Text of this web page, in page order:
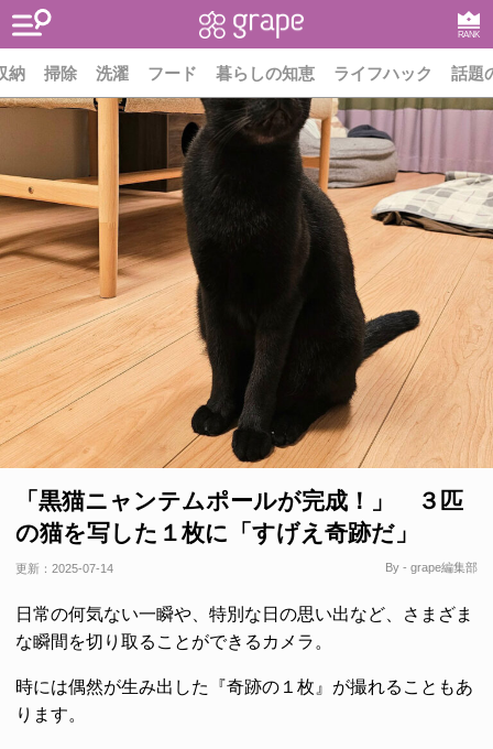
RANK
納 掃除 洗濯 フード 暮らしの知恵 ライフハック 話題
「黒猫ニャンテムポールが完成！」 ３匹
の猫を写した１枚に「すげえ奇跡だ」
更新： 2025-07-14 By - grape編集部
日常の何気ない一瞬や、特別な日の思い出など、さまざま
な瞬間を切り取ることができるカメラ。
時には偶然が生み出した『奇跡の１枚』が撮れることもあ
ります。